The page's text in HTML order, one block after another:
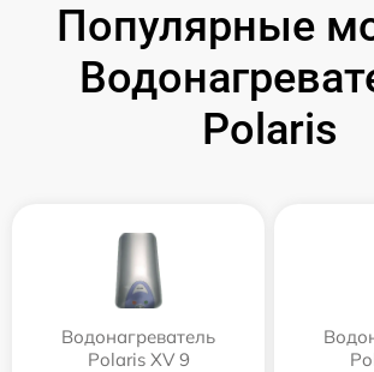
Популярные
Polaris
Водонагреватель
Polaris XV 9